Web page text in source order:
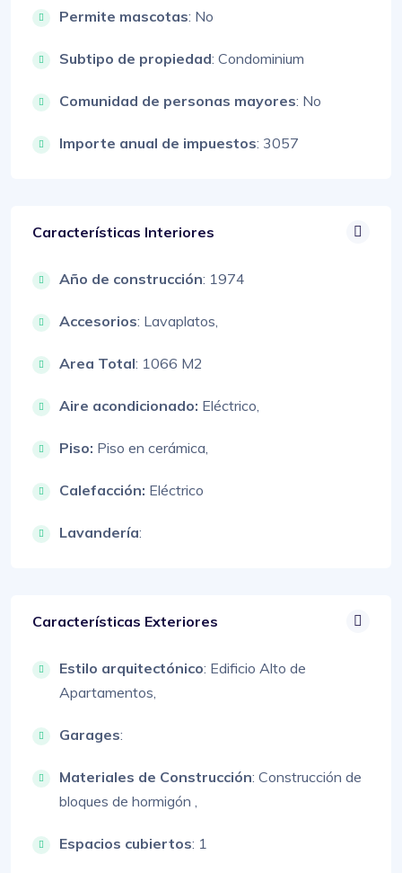
Permite mascotas: No
Subtipo de propiedad: Condominium
Comunidad de personas mayores: No
Importe anual de impuestos: 3057
Características Interiores
Año de construcción: 1974
Accesorios: Lavaplatos,
Area Total: 1066 M2
Aire acondicionado: Eléctrico,
Piso: Piso en cerámica,
Calefacción: Eléctrico
Lavandería:
Características Exteriores
Estilo arquitectónico: Edificio Alto de
Apartamentos,
Garages:
Materiales de Construcción: Construcción de
bloques de hormigón ,
Espacios cubiertos: 1